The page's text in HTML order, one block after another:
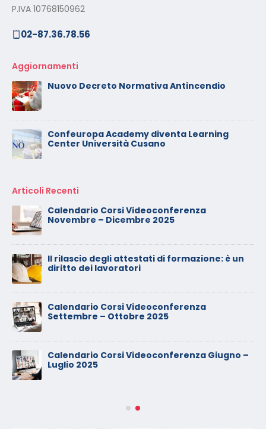
P.IVA 10768150962
02-87.36.78.56
Aggiornamenti
Nuovo Decreto Normativa Antincendio
Confeuropa Academy diventa Learning
Center Università Cusano
Articoli Recenti
Calendario Corsi Videoconferenza
Novembre – Dicembre 2025
Il rilascio degli attestati di formazione: è un
diritto dei lavoratori
Calendario Corsi Videoconferenza
Settembre – Ottobre 2025
Calendario Corsi Videoconferenza Giugno –
Luglio 2025